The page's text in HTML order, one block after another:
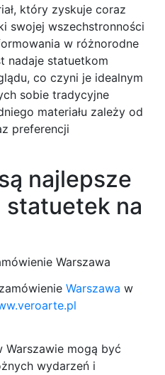
który zyskuje coraz
swojej wszechstronności
w różnorodne
nadaje statuetkom
co czyni je idealnym
sobie tradycyjne
materiału zależy od
preferencji
najlepsze
statuetek na
Warszawa w
Warszawie mogą być
wydarzeń i